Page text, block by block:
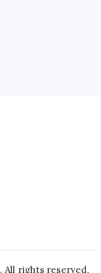
. All rights reserved.